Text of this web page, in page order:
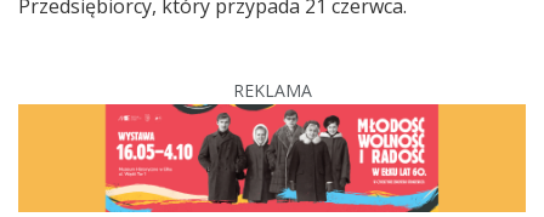
Przedsiębiorcy, który przypada 21 czerwca.
REKLAMA